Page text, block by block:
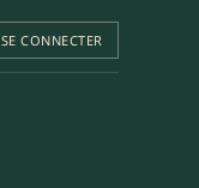
SE CONNECTER